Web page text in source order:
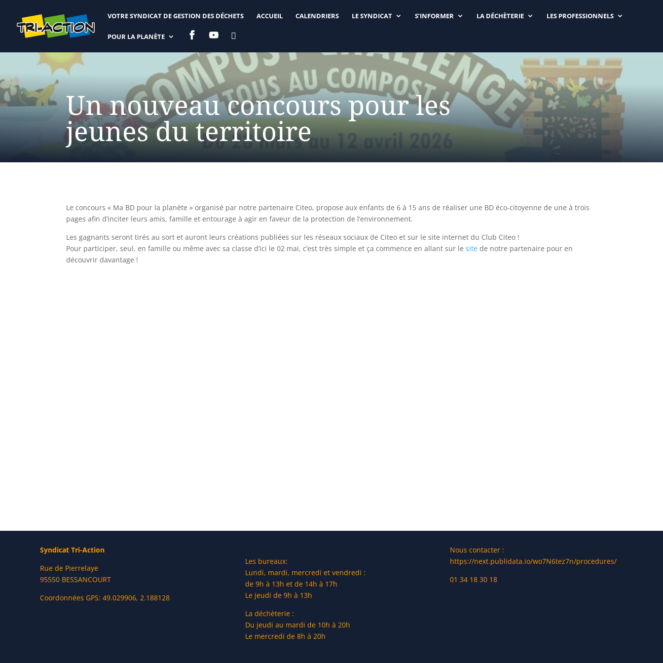
VOTRE SYNDICAT DE GESTION DES DÉCHETS ACCUEIL CALENDRIERS LE SYNDICAT S’INFORMER LA DÉCHÈTERIE LES PROFESSIONNELS
POUR LA PLANÈTE   
Un nouveau concours pour les
jeunes du territoire
Le concours « Ma BD pour la planète » organisé par notre partenaire Citeo, propose aux enfants de 6 à 15 ans de réaliser une BD éco-citoyenne de une à trois
pages afin d’inciter leurs amis, famille et entourage à agir en faveur de la protection de l’environnement.
Les gagnants seront tirés au sort et auront leurs créations publiées sur les réseaux sociaux de Citeo et sur le site internet du Club Citeo !
Pour participer, seul, en famille ou même avec sa classe d’ici le 02 mai, c’est très simple et ça commence en allant sur lesite de notre partenaire pour en
découvrir davantage !
Syndicat Tri-Action
Rue de Pierrelaye
95550 BESSANCOURT
Coordonnées GPS: 49.029906, 2.188128
Les bureaux:
Lundi, mardi, mercredi et vendredi :
de 9h à 13h et de 14h à 17h
Le jeudi de 9h à 13h
La déchèterie :
Du jeudi au mardi de 10h à 20h
Le mercredi de 8h à 20h
Nous contacter :
https://next.publidata.io/wo7N6tez7n/procedures/
01 34 18 30 18